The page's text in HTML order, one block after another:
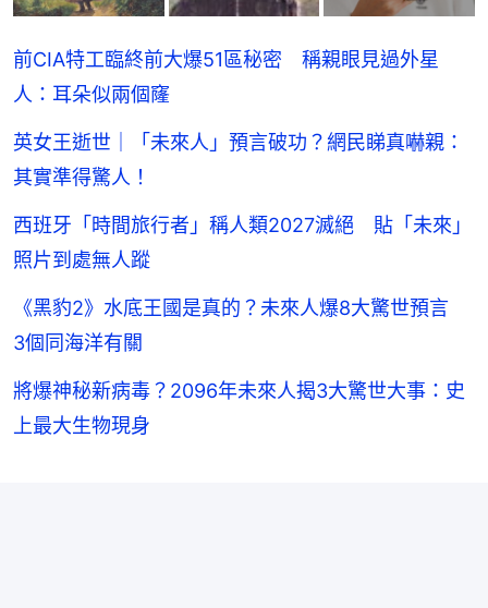
前CIA特工臨終前大爆51區秘密 稱親眼見過外星
人：耳朵似兩個窿
英女王逝世｜「未來人」預言破功？網民睇真嚇親：
其實準得驚人！
西班牙「時間旅行者」稱人類2027滅絕 貼「未來」
照片到處無人蹤
《黑豹2》水底王國是真的？未來人爆8大驚世預言
3個同海洋有關
將爆神秘新病毒？2096年未來人揭3大驚世大事：史
上最大生物現身